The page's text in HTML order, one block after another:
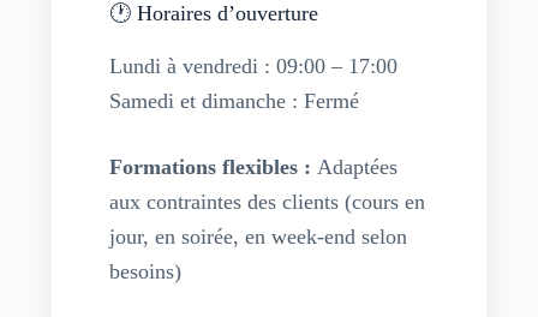
🕐 Horaires d’ouverture
Lundi à vendredi : 09:00 – 17:00
Samedi et dimanche : Fermé
Formations flexibles : Adaptées
aux contraintes des clients (cours en
jour, en soirée, en week-end selon
besoins)